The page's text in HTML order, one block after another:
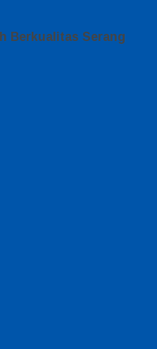
Berkualitas Serang